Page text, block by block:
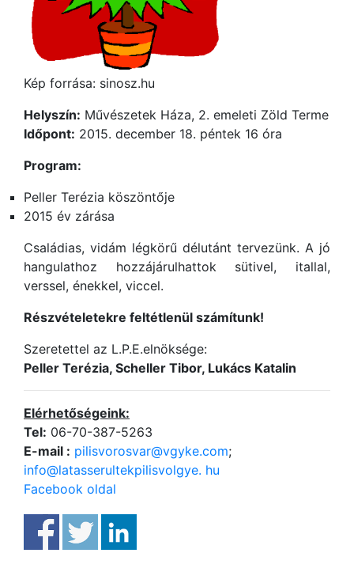
Kép forrása: sinosz.hu
Helyszín: Művészetek Háza, 2. emeleti Zöld Terme
Időpont: 2015. december 18. péntek 16 óra
Program:
Peller Terézia köszöntője
2015 év zárása
Családias, vidám légkörű délutánt tervezünk. A jó
hangulathoz hozzájárulhattok sütivel, itallal,
verssel, énekkel, viccel.
Részvételetekre feltétlenül számítunk!
Szeretettel az L.P.E.elnöksége:
Peller Terézia, Scheller Tibor, Lukács Katalin
Elérhetőségeink:
Tel: 06-70-387-5263
E-mail : pilisvorosvar@vgyke.com;
info@latasserultekpilisvolgye. hu
Facebook oldal